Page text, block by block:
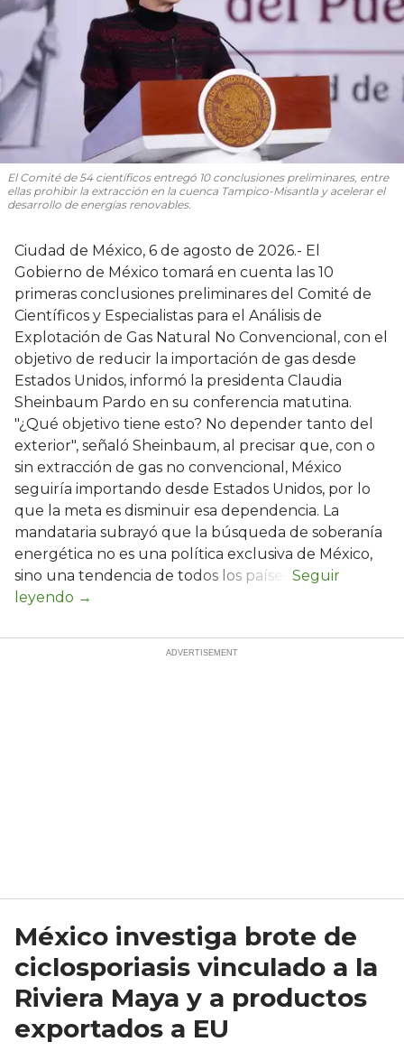
El Comité de 54 científicos entregó 10 conclusiones preliminares, entre
ellas prohibir la extracción en la cuenca Tampico-Misantla y acelerar el
desarrollo de energías renovables.
Ciudad de México, 6 de agosto de 2026.- El
Gobierno de México tomará en cuenta las 10
primeras conclusiones preliminares del Comité de
Científicos y Especialistas para el Análisis de
Explotación de Gas Natural No Convencional, con el
objetivo de reducir la importación de gas desde
Estados Unidos, informó la presidenta Claudia
Sheinbaum Pardo en su conferencia matutina.
"¿Qué objetivo tiene esto? No depender tanto del
exterior", señaló Sheinbaum, al precisar que, con o
sin extracción de gas no convencional, México
seguiría importando desde Estados Unidos, por lo
que la meta es disminuir esa dependencia. La
mandataria subrayó que la búsqueda de soberanía
energética no es una política exclusiva de México,
sino una tendencia de todos los países.
México investiga brote de
ciclosporiasis vinculado a la
Riviera Maya y a productos
exportados a EU